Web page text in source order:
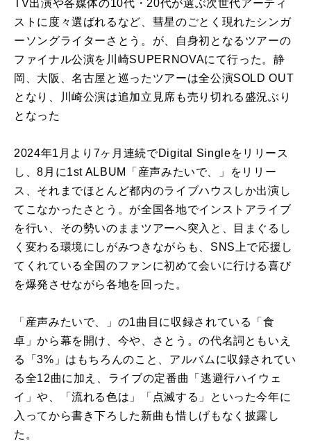
TV出演や各媒体の10代・20代が選ぶ次世代アーティ
ストに度々選ばれるなど、彗星のごとく現れたシンガ
ーソングライターさとう。が、自身初となるツアーの
ファイナル公演を川崎SUPERNOVAにて行った。静
岡、大阪、名古屋と巡ったツアーは全公演SOLD OUT
となり、川崎公演は追加立見席も売り切れる盛況ぶり
となった
2024年1月より7ヶ月連続でDigital Singleをリリース
し、8月に1st ALBUM「産声みたいで、」をリリー
ス、それまでほとんど都内のライブハウスしか出演し
てこなかったさとう。が全国各地でインストアライブ
を行い、その勢いのままツアーへ突入と、目まぐるし
く変わる環境にしがみつきながらも、SNS上で応援し
てくれている全国のファンに初めて会いに行ける喜び
を爆発させながら各地を回った。
「産声みたいで、」の1曲目に収録されている「食
卓」から幕を開け、今や、さとう。の代名詞ともいえ
る「3%」はもちろんのこと、アルバムに収録されてい
る全12曲に加え、ライブの定番曲「逃避行ハイウェ
イ」や、「流れる色は」「点滅する」といった今年に
入ってから書き下ろした新曲も惜しげもなく披露し
た。